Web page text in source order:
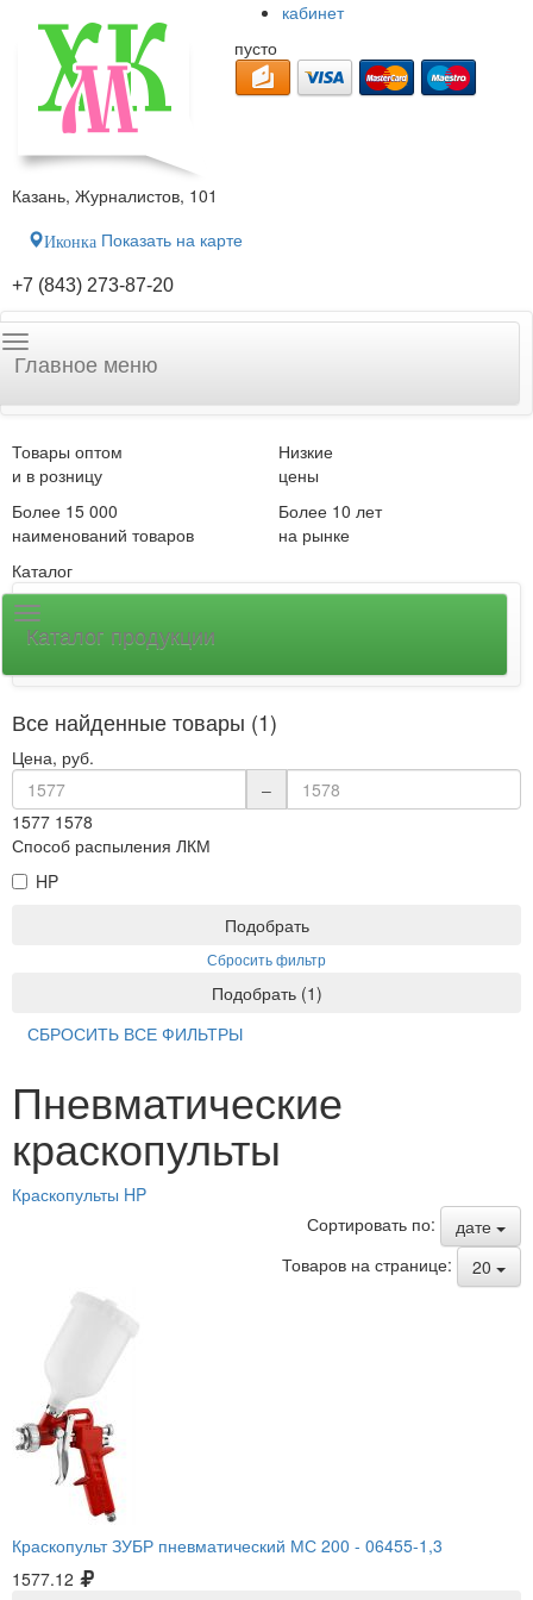
кабинет
пусто
Казань, Журналистов, 101
Иконка Показать на карте
+7 (843) 273-87-20
Главное меню
Товары оптом
и в розницу
Низкие
цены
Более 15 000
наименований товаров
Более 10 лет
на рынке
Каталог
Каталог продукции
Все найденные товары (1)
Цена, руб.
–
1577 1578
Способ распыления ЛКМ
HP
Подобрать
Сбросить фильтр
Подобрать (1)
СБРОСИТЬ ВСЕ ФИЛЬТРЫ
Пневматические
краскопульты
Краскопульты HP
Сортировать по:
дате
Товаров на странице:
20
Краскопульт ЗУБР пневматический МС 200 - 06455-1,3
1577.12